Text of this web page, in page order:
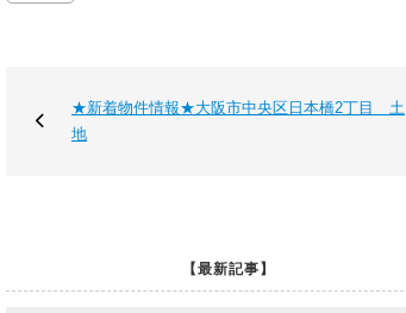
★新着物件情報★大阪市中央区日本橋2丁目 土
地
【最新記事】